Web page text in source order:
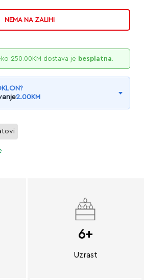
NEMA NA ZALIHI
250.00 KM dostava je besplatna.
2.00KM
6+
Uzrast